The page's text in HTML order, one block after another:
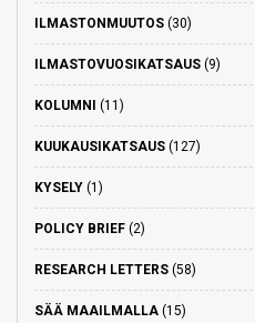
ILMASTONMUUTOS (30)
ILMASTOVUOSIKATSAUS (9)
KOLUMNI (11)
KUUKAUSIKATSAUS (127)
KYSELY (1)
POLICY BRIEF (2)
RESEARCH LETTERS (58)
SÄÄ MAAILMALLA (15)